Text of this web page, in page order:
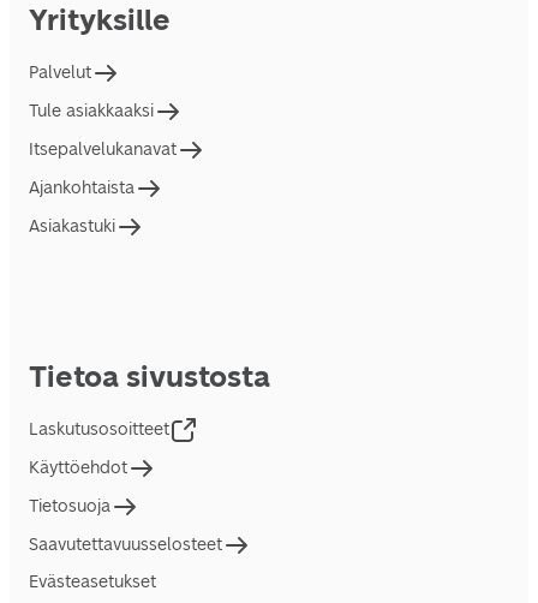
Yrityksille
Palvelut
Tule asiakkaaksi
Itsepalvelukanavat
Ajankohtaista
Asiakastuki
Tietoa sivustosta
Laskutusosoitteet
Käyttöehdot
Tietosuoja
Saavutettavuusselosteet
Evästeasetukset